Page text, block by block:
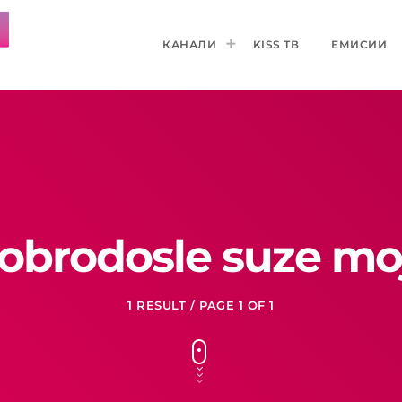
КАНАЛИ KISS ТВ ЕМИСИИ
suze
1 RESULT / PAGE 1 OF 1